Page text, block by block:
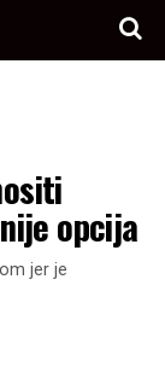
opcija
jer je